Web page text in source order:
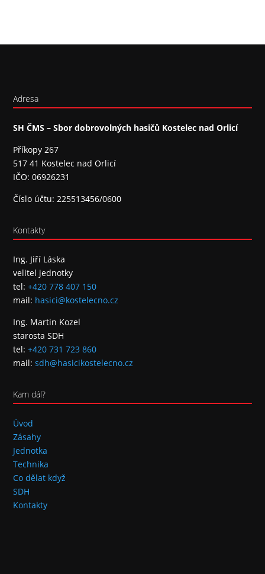
Adresa
SH ČMS – Sbor dobrovolných hasičů Kostelec nad Orlicí
Příkopy 267
517 41 Kostelec nad Orlicí
IČO: 06926231
Číslo účtu: 225513456/0600
Kontakty
Ing. Jiří Láska
velitel jednotky
tel:+420 778 407 150
mail: hasici@kostelecno.cz
Ing. Martin Kozel
starosta SDH
tel:+420 731 723 860
mail:sdh@hasicikostelecno.cz
Kam dál?
Úvod
Zásahy
Jednotka
Technika
Co dělat když
SDH
Kontakty